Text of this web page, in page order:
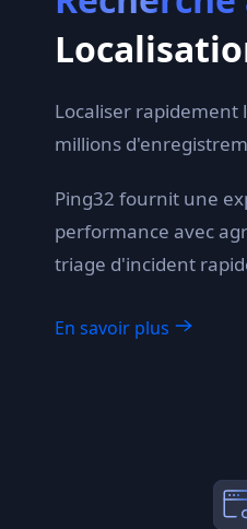
Localiser rapidement
millions
Ping32 fournit une
performance avec
triage d'incident
En savoir plus